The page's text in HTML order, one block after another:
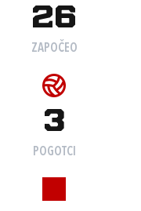
26
ZAPOČEO
3
POGOTCI